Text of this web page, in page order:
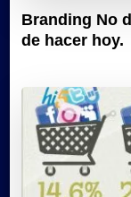
Branding No
de hacer hoy.